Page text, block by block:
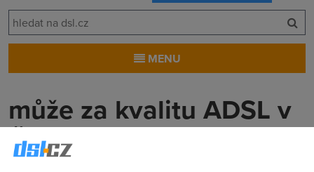
MENU
může za kvalitu ADSL v
ČR Telecom nebo stát